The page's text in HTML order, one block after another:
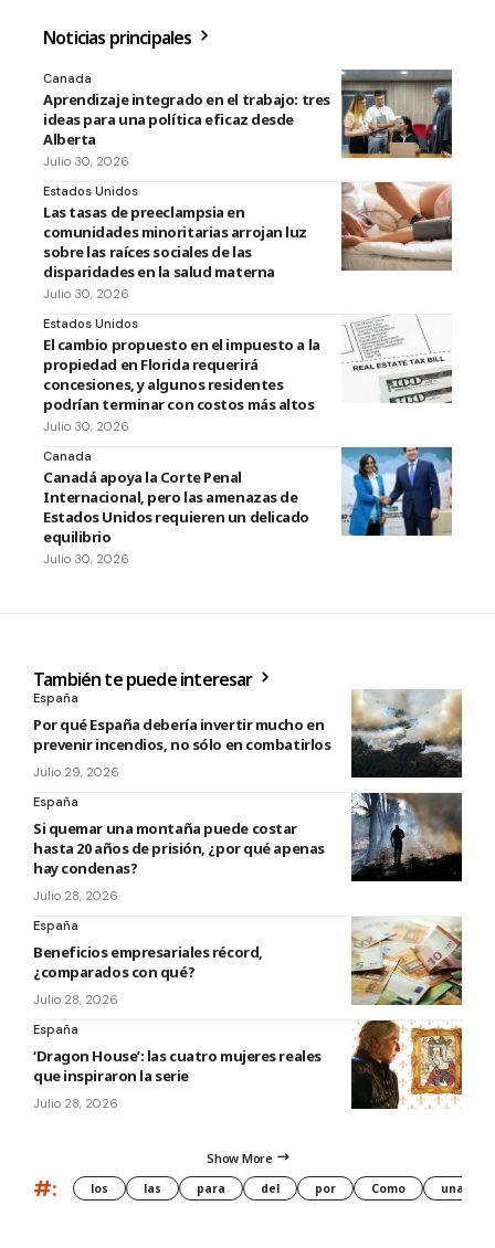
Noticias principales
Canada
Aprendizaje integrado en el trabajo: tres
ideas para una política eficaz desde
Alberta
Julio 30, 2026
Estados Unidos
Las tasas de preeclampsia en
comunidades minoritarias arrojan luz
sobre las raíces sociales de las
disparidades en la salud materna
Julio 30, 2026
Estados Unidos
El cambio propuesto en el impuesto a la
propiedad en Florida requerirá
concesiones, y algunos residentes
podrían terminar con costos más altos
Julio 30, 2026
Canada
Canadá apoya la Corte Penal
Internacional, pero las amenazas de
Estados Unidos requieren un delicado
equilibrio
Julio 30, 2026
También te puede interesar
España
Por qué España debería invertir mucho en
prevenir incendios, no sólo en combatirlos
Julio 29, 2026
España
Si quemar una montaña puede costar
hasta 20 años de prisión, ¿por qué apenas
hay condenas?
Julio 28, 2026
España
Beneficios empresariales récord,
¿comparados con qué?
Julio 28, 2026
España
‘Dragon House’: las cuatro mujeres reales
que inspiraron la serie
Julio 28, 2026
Show More
#: los las para del por Como una